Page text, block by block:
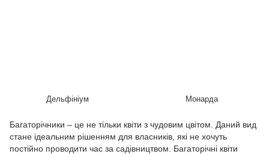
Багаторічники – це не тільки квіти з чудовим цвітом. Даний вид
стане ідеальним рішенням для власників, які не хочуть
постійно проводити час за садівництвом. Багаторічні квіти
Дельфініум Монарда